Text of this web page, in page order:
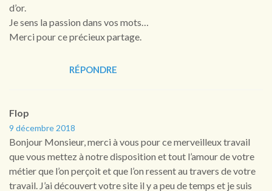
d’or.
Je sens la passion dans vos mots…
Merci pour ce précieux partage.
RÉPONDRE
Flop
9 décembre 2018
Bonjour Monsieur, merci à vous pour ce merveilleux travail
que vous mettez à notre disposition et tout l’amour de votre
métier que l’on perçoit et que l’on ressent au travers de votre
travail. J’ai découvert votre site il y a peu de temps et je suis